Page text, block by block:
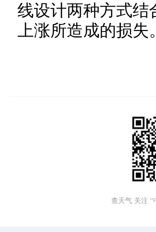
线设计两种方式结
上涨所造成的损失。
查天气 关注 “